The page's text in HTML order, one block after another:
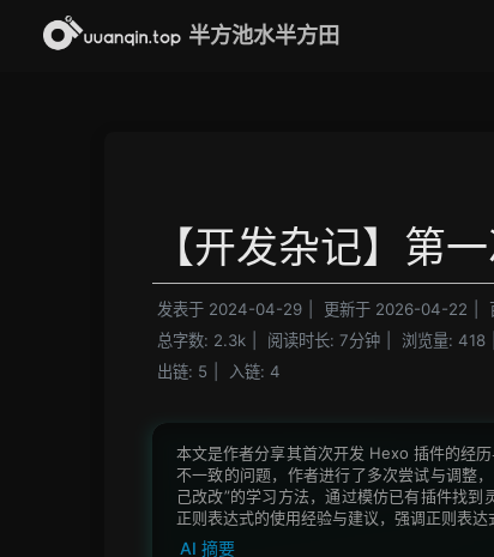
半方池水半方田
【开发杂记】第
发表于 2024-04-29 更新于 2026-04-22
总字数: 2.3k 阅读时长: 7分钟 浏览量: 418
出链: 5 入链: 4
本文是作者分享其首次开发 Hexo 插件的经
不一致的问题，作者进行了多次尝试与调整
己改改”的学习方法，通过模仿已有插件找
正则表达式的使用经验与建议，强调正则表
AI 摘要